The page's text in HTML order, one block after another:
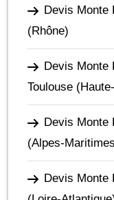
Devis Monte
(Rhône)
Devis Monte
Toulouse
Devis Monte
(Alpes-
Devis Monte